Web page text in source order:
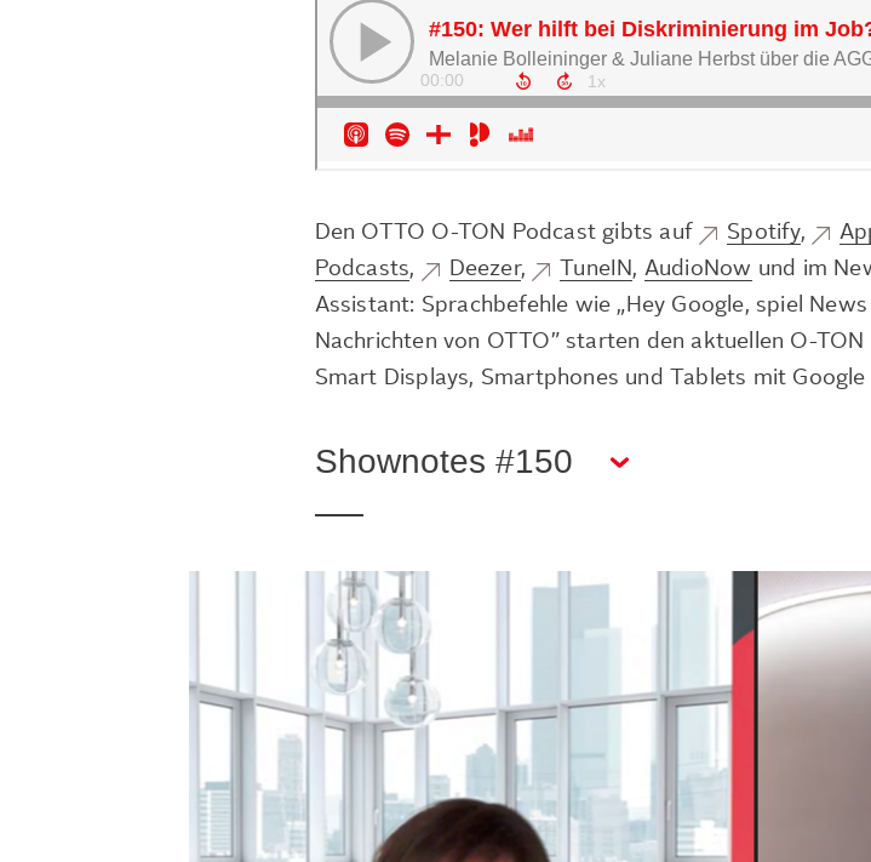
Den OTTO O-TON Podcast gibts auf Spotify,
Podcasts, Deezer, TuneIN , AudioNow und im
Assistant: Sprachbefehle wie „Hey Google, spiel
Nachrichten von OTTO” starten den aktuellen O-
Smart Displays, Smartphones und Tablets mit
Shownotes #150